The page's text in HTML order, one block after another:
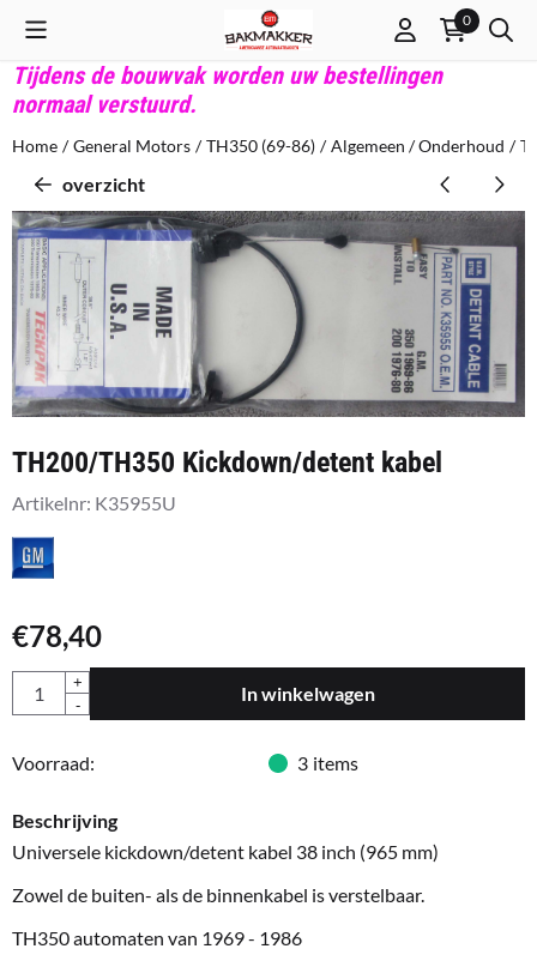
Cookievoorkeuren zijn beschikbaar. Kies instellingen of sta alle
0
Tijdens de bouwvak worden uw bestellingen
normaal verstuurd.
Home / General Motors / TH350 (69-86) / Algemeen / Onderhoud /
overzicht
TH200/TH350 Kickdown/detent kabel
Artikelnr: K35955U
€78,40
Aantal
+
-
In winkelwagen
Voorraad: 3 items
Beschrijving
Universele kickdown/detent kabel 38 inch (965 mm)
Zowel de buiten- als de binnenkabel is verstelbaar.
TH350 automaten van 1969 - 1986